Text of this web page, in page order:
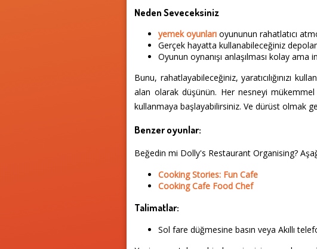
Neden Seveceksiniz
yemek oyunları oyununun rahatlatıcı
Gerçek hayatta kullanabileceğiniz
Oyunun oynanışı anlaşılması kolay
Bunu, rahatlayabileceğiniz, yaratıcılığınızı
alan olarak düşünün. Her nesneyi mükemmel
kullanmaya başlayabilirsiniz. Ve dürüst olmak
Benzer oyunlar:
Beğedin mi Dolly's Restaurant Organising?
Cooking Stories: Fun Cafe
Cooking Cafe Food Chef
Talimatlar:
Sol fare düğmesine basın veya Akıllı